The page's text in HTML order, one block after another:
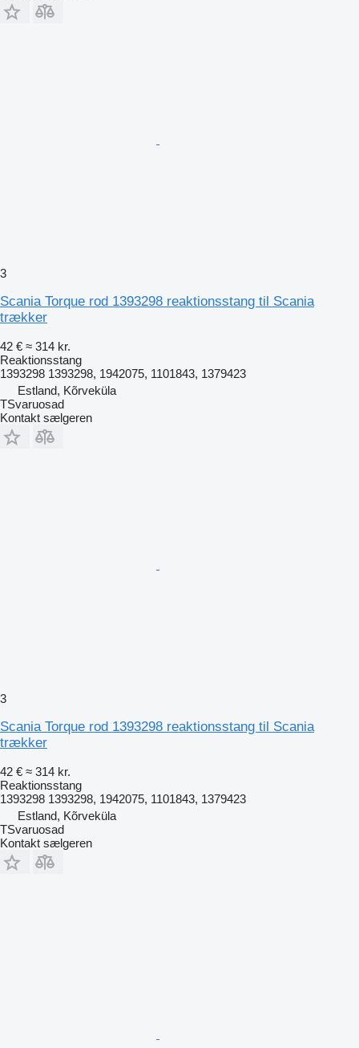
3
Scania Torque rod 1393298 reaktionsstang til Scania
trækker
42 € ≈ 314 kr.
Reaktionsstang
1393298 1393298, 1942075, 1101843, 1379423
Estland, Kõrveküla
TSvaruosad
Kontakt sælgeren
3
Scania Torque rod 1393298 reaktionsstang til Scania
trækker
42 € ≈ 314 kr.
Reaktionsstang
1393298 1393298, 1942075, 1101843, 1379423
Estland, Kõrveküla
TSvaruosad
Kontakt sælgeren